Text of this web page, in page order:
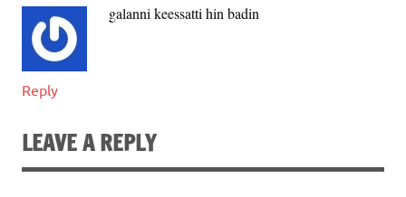
galanni keessatti hin badin
Reply
LEAVE A REPLY